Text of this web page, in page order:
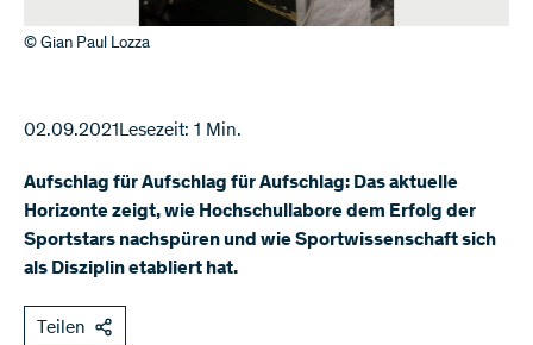
© Gian Paul Lozza
02.09.2021 Lesezeit: 1 Min.
Aufschlag für Aufschlag für Aufschlag: Das aktuelle
Horizonte zeigt, wie Hochschullabore dem Erfolg der
Sportstars nachspüren und wie Sportwissenschaft sich
als Disziplin etabliert hat.
Teilen